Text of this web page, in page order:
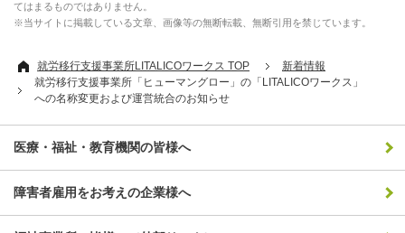
てはまるものではありません。
※当サイトに掲載している文章、画像等の無断転載、無断引用を禁じています。
就労移行支援事業所LITALICOワークス TOP
新着情報
就労移行支援事業所「ヒューマングロー」の「LITALICOワークス」
への名称変更および運営統合のお知らせ
医療・福祉・教育機関の皆様へ
障害者雇用をお考えの企業様へ